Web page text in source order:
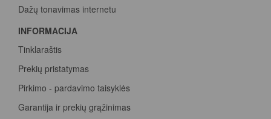
Dažų tonavimas internetu
INFORMACIJA
Tinklaraštis
Prekių pristatymas
Pirkimo - pardavimo taisyklės
Garantija ir prekių grąžinimas